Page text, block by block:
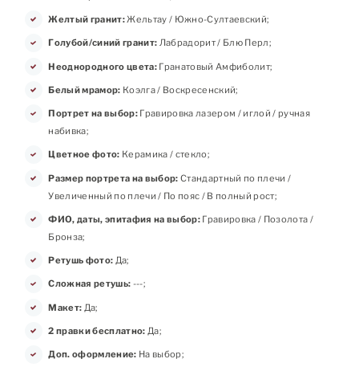
Желтый гранит:Жельтау / Южно-Султаевский;
Голубой/синий гранит: Лабрадорит / Блю Перл;
Неоднородного цвета:Гранатовый Амфиболит;
Белый мрамор: Коэлга / Воскресенский;
Портрет на выбор:Гравировка лазером / иглой / ручная
набивка;
Цветное фото: Керамика / стекло;
Размер портрета на выбор: Стандартный по плечи /
Увеличенный по плечи / По пояс / В полный рост;
ФИО, даты, эпитафия на выбор:Гравировка / Позолота /
Бронза;
Ретушь фото: Да;
Сложная ретушь: ---;
Макет: Да;
2 правки бесплатно: Да;
Доп. оформление: На выбор;